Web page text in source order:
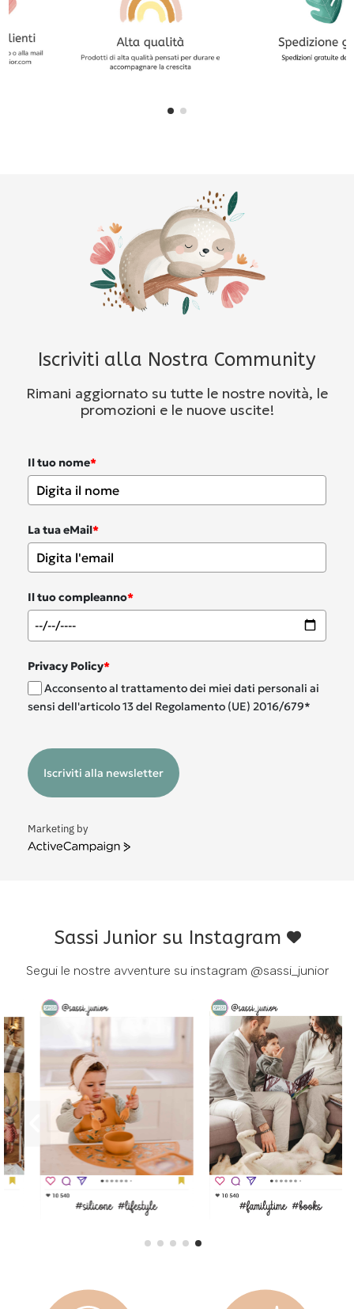
Iscriviti alla Nostra Community
Rimani aggiornato su tutte le nostre novità, le
promozioni e le nuove uscite!
Il tuo nome*
La tua eMail*
Il tuo compleanno*
Privacy Policy*
Acconsento al trattamento dei miei dati personali ai
sensi dell'articolo 13 del Regolamento (UE) 2016/679*
Iscriviti alla newsletter
Marketing by
ActiveCampaign
Sassi Junior su Instagram
Segui le nostre avventure su instagram @sassi_junior